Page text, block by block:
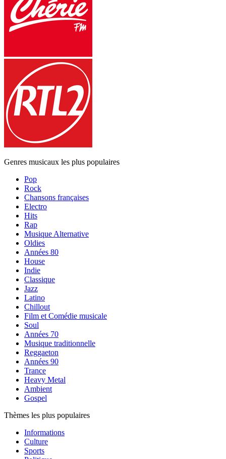
Genres musicaux les plus populaires
Pop
Rock
Chansons françaises
Electro
Hits
Rap
Musique Alternative
Oldies
Années 80
House
Indie
Classique
Jazz
Latino
Chillout
Film et Comédie musicale
Soul
Années 70
Musique traditionnelle
Reggaeton
Années 90
Trance
Heavy Metal
Ambient
Gospel
Thèmes les plus populaires
Informations
Culture
Sports